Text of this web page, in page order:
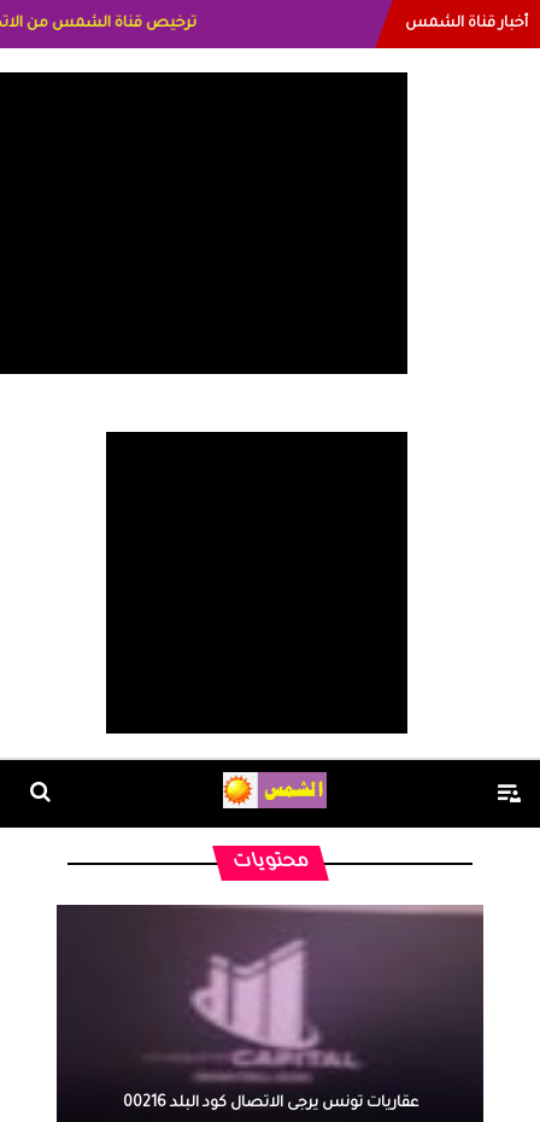
أخبار قناة الشمس
محتويات
عقاريات تونس يرجى الاتصال كود البلد 00216